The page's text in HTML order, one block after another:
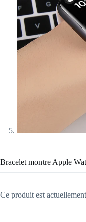
Bracelet montre Apple
Ce produit est